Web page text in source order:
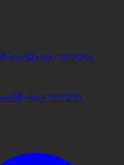
เจอร์ผ้า No.FT221214